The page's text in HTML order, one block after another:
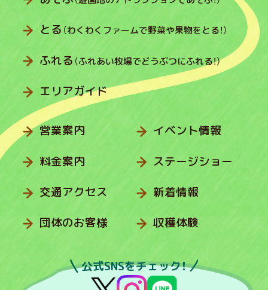
とる （わくわくファームで野菜や果物をとる！）
ふれる （ふれあい牧場でどうぶつにふれる！）
エリアガイド
営業案内
料金案内
交通アクセス
団体のお客様
イベント情報
ステージショー
新着情報
収穫体験
公式SNSをチェック！